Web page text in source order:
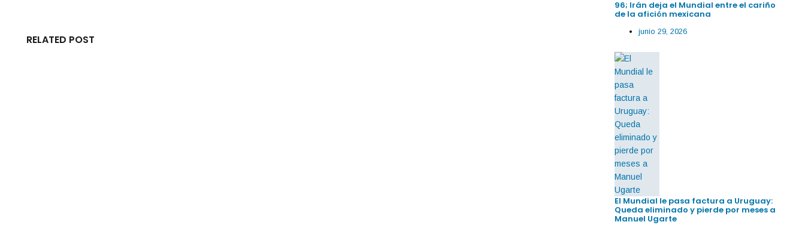
RELATED POST
96; Irán deja el Mundial entre el cariño
de la afición mexicana
junio 29, 2026
El Mundial le pasa factura a Uruguay:
Queda eliminado y pierde por meses a
Manuel Ugarte